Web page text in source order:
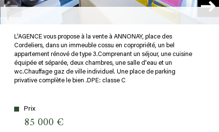
COPROPRIÉTÉ
plus d'informations sur
L'AGENCE vous propose à la vente à ANNONAY, place des
Cordeliers, dans un immeuble cossu en copropriété, un bel
appartement rénové de type 3.Comprenant un séjour, une cuisine
équipée et séparée, deux chambres, une salle d'eau et un
wc.Chauffage gaz de ville individuel. Une place de parking
privative complète le bien .DPE: classe C
Prix
85 000 €